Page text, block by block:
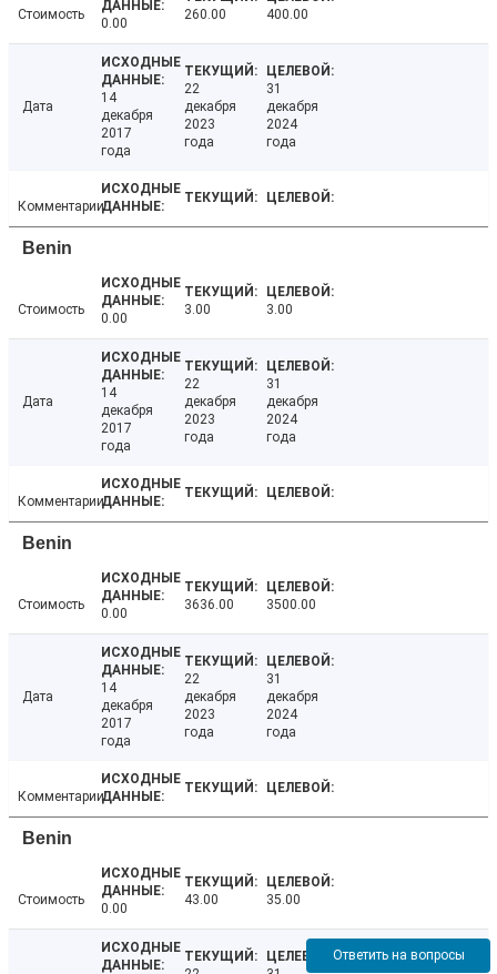
Стоимость
0.00
260.00 400.00
Дата
14
декабря
2017
года
22
декабря
2023
года
31
декабря
2024
года
Комментарии
Benin
Стоимость
0.00
3.00 3.00
Дата
14
декабря
2017
года
22
декабря
2023
года
31
декабря
2024
года
Комментарии
Benin
Стоимость
0.00
3636.00 3500.00
Дата
14
декабря
2017
года
22
декабря
2023
года
31
декабря
2024
года
Комментарии
Benin
Стоимость
0.00
43.00 35.00
Ответить на вопросы